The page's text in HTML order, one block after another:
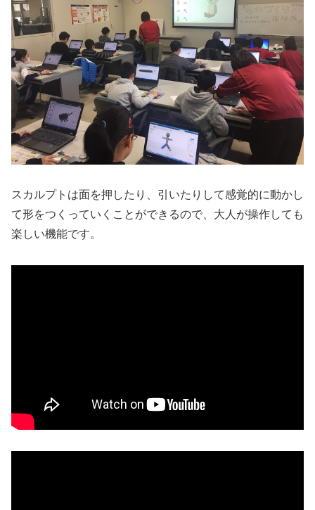
スカルプトは面を押したり、引いたりして感覚的に動かし
て形をつくっていくことができるので、大人が操作しても
楽しい機能です。